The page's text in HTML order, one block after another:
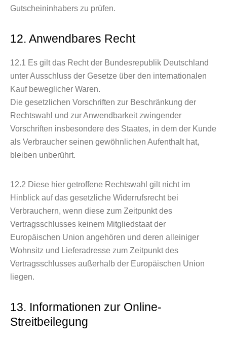
Gutscheininhabers zu prüfen.
12. Anwendbares Recht
12.1 Es gilt das Recht der Bundesrepublik Deutschland
unter Ausschluss der Gesetze über den internationalen
Kauf beweglicher Waren.
Die gesetzlichen Vorschriften zur Beschränkung der
Rechtswahl und zur Anwendbarkeit zwingender
Vorschriften insbesondere des Staates, in dem der Kunde
als Verbraucher seinen gewöhnlichen Aufenthalt hat,
bleiben unberührt.
12.2 Diese hier getroffene Rechtswahl gilt nicht im
Hinblick auf das gesetzliche Widerrufsrecht bei
Verbrauchern, wenn diese zum Zeitpunkt des
Vertragsschlusses keinem Mitgliedstaat der
Europäischen Union angehören und deren alleiniger
Wohnsitz und Lieferadresse zum Zeitpunkt des
Vertragsschlusses außerhalb der Europäischen Union
liegen.
13. Informationen zur Online-
Streitbeilegung